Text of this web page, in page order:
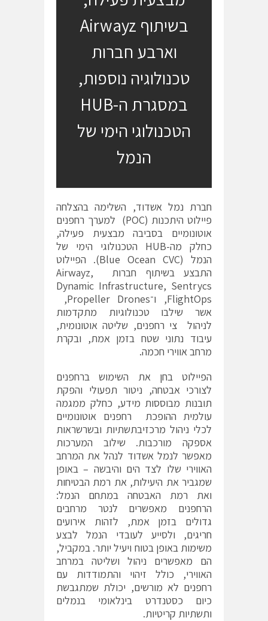
בשיתוף Airwayz
וארבע חברות
טכנולוגיה נוספות,
במסגרת ה-HUB
הטכנולוגי הימי של
הנמל
חברת נמל אשדוד, השלימה בהצלחה
פיילוט היתכנות (POC) למערך רחפנים
אוטונומיים בסביבה מבצעית פעילה,
כחלק מה-HUB הטכנולוגי הימי של
הנמל (Blue Ocean CVC). הפיילוט
התבצע בשיתוף חברות Airwayz,
Dynamic Infrastructure, Sentrycs
FlightOps, ו־Propeller Drones,
אשר שילבו טכנולוגיות מתקדמות
לניהול צי רחפנים, שליטה אוטונומית,
עיבוד נתוני שטח בזמן אמת, ובקרת
מרחב אווירי חכמה.
הפיילוט בחן את השימוש ברחפנים
לצורכי אבטחה, ניטור תפעולי והפקת
תובנות מבוססות מידע, כחלק ממגמה
עולמית ההופכת רחפנים אוטונומיים
לכלי ניהול מרכזיבתשתיות ובשרשראות
אספקה מורכבות. שילוב המערכות
מאפשר לנמל אשדוד לנהל את המרחב
האווירי שלו לצד הים והיבשה – באופן
שמגביר את היעילות, את רמת הבטיחות
ואת רמת האבטחה במתחם הנמל:
הרחפנים מאפשרים לנטר מרחבים
גדולים בזמן אמת, לזהות אירועים
חריגים, ולסייע לעובדי הנמל לבצע
משימות באופן בטוח ויעיל יותר. במקביל,
הם מאפשרים ניהול ושליטה במרחב
האווירי, כולל זיהוי והתמודדות עם
רחפנים לא מורשים, יכולת שמתגבשת
כיום כסטנדרט בינלאומי בנמלים
ותשתיות קריטיות.